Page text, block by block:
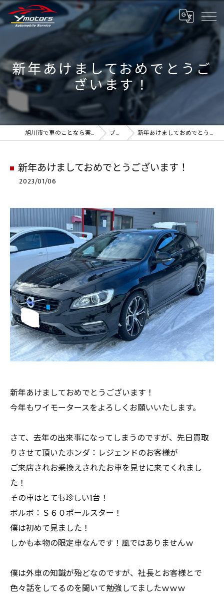
新年あけましておめでとうご
ざいます！
旭川市で車のことなら実績のYmotors ブログ 新年あけましておめでとうございます！
新年あけましておめでとうございます！
2023/01/06
新年あけましておめでとうございます！
今年もワイモータースをよろしくお願いいたします。
さて、去年の出来事になってしまうのですが、先日買取
りさせて頂いたホンダ：レジェンドのお客様が
ご来店されお乗換えされたお車を見せに来てくれまし
た！
その車はとても珍しい1台！
ボルボ：Ｓ６０ポールスター！
僕は初めて見ました！
しかも本物の限定車なんです！風ではありませんｗ
僕は外車の知識が殆どなのですが、社長とお客様とで
色々話をしてるのを聞いて勉強してましたｗｗｗ